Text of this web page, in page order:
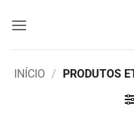
INÍCIO / PRODUTOS